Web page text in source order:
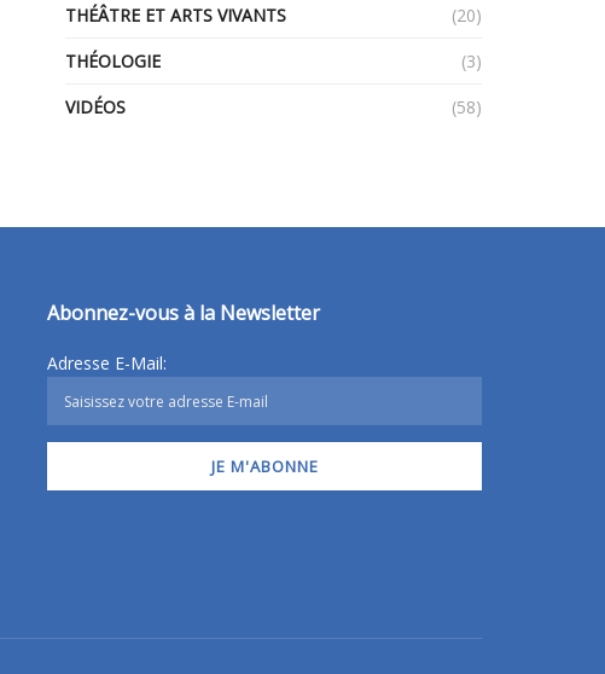
THÉÂTRE ET ARTS VIVANTS
(20)
THÉOLOGIE
(3)
VIDÉOS
(58)
Abonnez-vous à la Newsletter
Adresse E-Mail: